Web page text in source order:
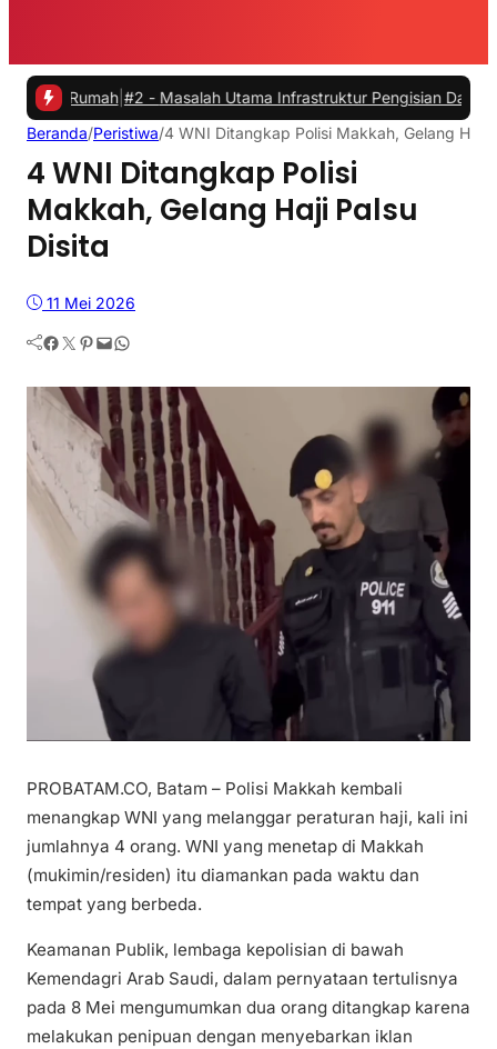
#2 - Masalah Utama Infrastruktur Pengisian Daya untuk Mobil
Beranda/Peristiwa/4 WNI Ditangkap Polisi Makkah, Gelang Haji
4 WNI Ditangkap Polisi
Makkah, Gelang Haji Palsu
Disita
11 Mei 2026
Facebook Twitter Pinterest Mail WhatsApp
PROBATAM.CO, Batam – Polisi Makkah kembali
menangkap WNI yang melanggar peraturan haji, kali ini
jumlahnya 4 orang. WNI yang menetap di Makkah
(mukimin/residen) itu diamankan pada waktu dan
tempat yang berbeda.
Keamanan Publik, lembaga kepolisian di bawah
Kemendagri Arab Saudi, dalam pernyataan tertulisnya
pada 8 Mei mengumumkan dua orang ditangkap karena
melakukan penipuan dengan menyebarkan iklan